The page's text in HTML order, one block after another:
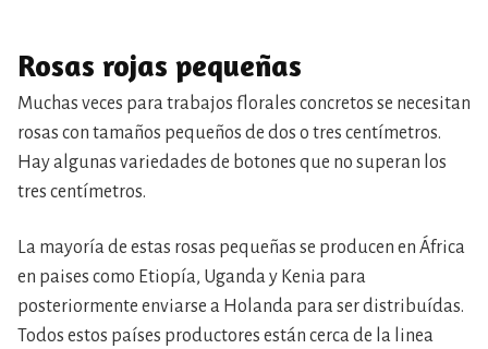
Rosas rojas pequeñas
Muchas veces para trabajos florales concretos se necesitan
rosas con tamaños pequeños de dos o tres centímetros.
Hay algunas variedades de botones que no superan los
tres centímetros.
La mayoría de estas rosas pequeñas se producen en África
en paises como Etiopía, Uganda y Kenia para
posteriormente enviarse a Holanda para ser distribuídas.
Todos estos países productores están cerca de la linea